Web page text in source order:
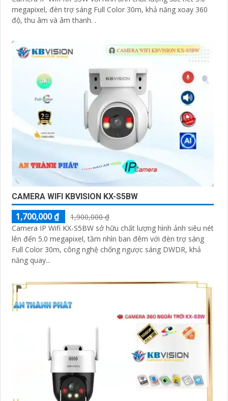
megapixel, đèn trợ sáng Full Color 30m, khả năng xoay 360
độ, thu âm và âm thanh. .
CAMERA WIFI KBVISION KX-S5BW
1,700,000 ₫
1,900,000 ₫
Camera IP Wifi KX-S5BW sở hữu chất lượng hình ảnh siêu nét
lên đến 5.0 megapixel, tầm nhìn ban đêm với đèn trợ sáng
Full Color 30m, công nghệ chống ngược sáng DWDR, khả
năng quay...